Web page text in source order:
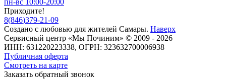
пн-вс 10:00-20:00
Приходите!
8(846)379-21-09
Создано с любовью для жителей Самары. Наверх
Сервисный центр «Мы Починим» © 2009 - 2026
ИНН: 631220223338, ОГРН: 323632700006938
Публичная оферта
Смотреть на карте
Заказать обратный звонок